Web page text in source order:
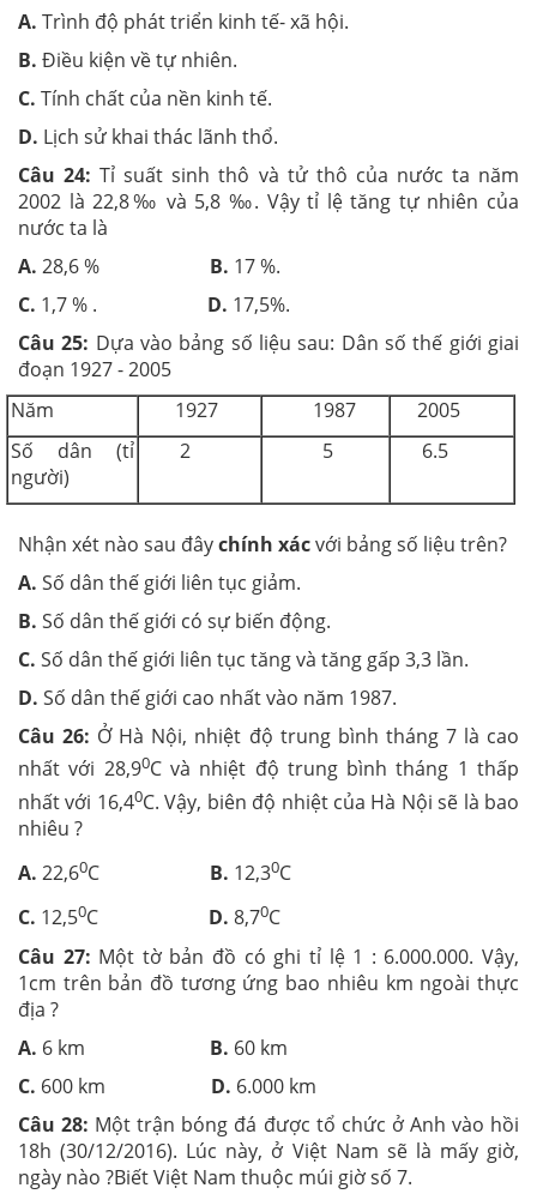
A. Trình độ phát triển kinh tế- xã hội.
B. Điều kiện về tự nhiên.
C. Tính chất của nền kinh tế.
D. Lịch sử khai thác lãnh thổ.
Câu 24: Tỉ suất sinh thô và tử thô của nước ta năm
2002 là 22,8‰ và 5,8 ‰. Vậy tỉ lệ tăng tự nhiên của
nước ta là
A. 28,6 % B. 17 %.
C. 1,7 % . D. 17,5%.
Câu 25: Dựa vào bảng số liệu sau: Dân số thế giới giai
đoạn 1927 - 2005
Năm
1927 1987
2005
Số dân (tỉ
người)
2 5 6.5
Nhận xét nào sau đâychính xácvới bảng số liệu trên?
A. Số dân thế giới liên tục giảm.
B. Số dân thế giới có sự biến động.
C. Số dân thế giới liên tục tăng và tăng gấp 3,3 lần.
D. Số dân thế giới cao nhất vào năm 1987.
Câu 26: Ở Hà Nội, nhiệt độ trung bình tháng 7 là cao
nhất với 28,90C và nhiệt độ trung bình tháng 1 thấp
nhất với 16,40C. Vậy, biên độ nhiệt của Hà Nội sẽ là bao
nhiêu ?
A. 22,60C B. 12,30C
C. 12,50C D. 8,70C
Câu 27: Một tờ bản đồ có ghi tỉ lệ 1 : 6.000.000. Vậy,
1cm trên bản đồ tương ứng bao nhiêu km ngoài thực
địa ?
A. 6 km B. 60 km
C. 600 km D. 6.000 km
Câu 28: Một trận bóng đá được tổ chức ở Anh vào hồi
18h (30/12/2016). Lúc này, ở Việt Nam sẽ là mấy giờ,
ngày nào ?Biết Việt Nam thuộc múi giờ số 7.